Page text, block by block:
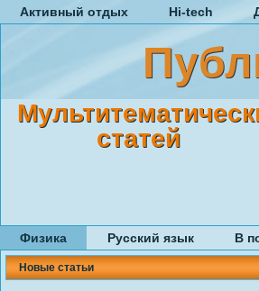
Активный отдых Hi-tech
статей
Физика Русский язык В
Новые статьи